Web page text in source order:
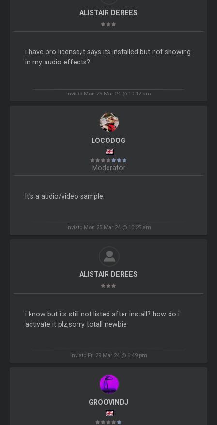
ALISTAIR DEREES
i have pro license,it says its installed but not showing
in my audio effects?
Inviato Mon 25 Mar 24 @ 10:17 am
LOCODOG
Moderator
It's a audio/video sample.
Inviato Mon 25 Mar 24 @ 10:25 am
ALISTAIR DEREES
i know but its still not listed after install? how do i
activate it plz,sorry totall newbie
Inviato Fri 29 Mar 24 @ 6:49 pm
GROOVINDJ